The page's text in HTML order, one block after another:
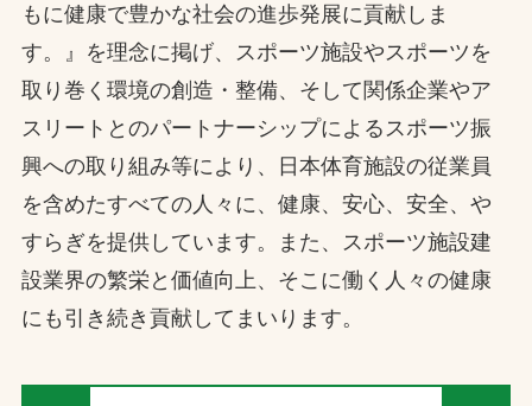
もに健康で豊かな社会の進歩発展に貢献しま
す。』を理念に掲げ、スポーツ施設やスポーツを
取り巻く環境の創造・整備、そして関係企業やア
スリートとのパートナーシップによるスポーツ振
興への取り組み等により、日本体育施設の従業員
を含めたすべての人々に、健康、安心、安全、や
すらぎを提供しています。また、スポーツ施設建
設業界の繁栄と価値向上、そこに働く人々の健康
にも引き続き貢献してまいります。